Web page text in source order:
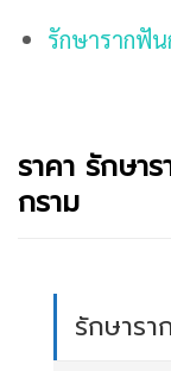
รักษารากฟั
ราคา รักษ
กราม
รักษาร